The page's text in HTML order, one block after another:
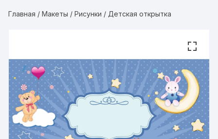
Главная /Макеты /Рисунки / Детская открытка